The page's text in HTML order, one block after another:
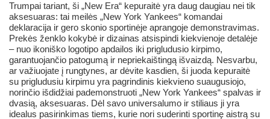
Trumpai tariant, ši „New Era“ kepuraitė yra daug daugiau nei tik
aksesuaras: tai meilės „New York Yankees“ komandai
deklaracija ir gero skonio sportinėje aprangoje demonstravimas.
Prekės ženklo kokybė ir dizainas atsispindi kiekvienoje detalėje
– nuo ikoniško logotipo apdailos iki prigludusio kirpimo,
garantuojančio patogumą ir nepriekaištingą išvaizdą. Nesvarbu,
ar važiuojate į rungtynes, ar dėvite kasdien, ši juoda kepuraitė
su prigludusiu kirpimu yra pagrindinis kiekvieno suaugusiojo,
norinčio išdidžiai pademonstruoti „New York Yankees“ spalvas ir
dvasią, aksesuaras. Dėl savo universalumo ir stiliaus ji yra
idealus pasirinkimas tiems, kurie nori suderinti sportinę aistrą su